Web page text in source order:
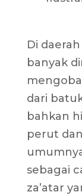
Di
banyak
dari
bahkan
perut
sebagai
za’atar